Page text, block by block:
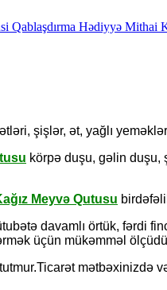
şişlər, ət, yağlı
körpə duşu, gəlin duşu,
Meyvə Qutusu
davamlı örtük, fərdi
üçün mükəmməl
mətbəxinizdə